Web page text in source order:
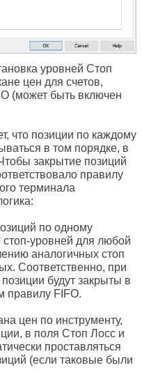
уровней Стоп
цен для счетов,
(может быть включен
что позиции по каждому
в том порядке, в
закрытие позиций
правилу
терминала
по одному
уровней для любой
аналогичных стоп
Соответственно, при
будут закрыты в
правилу FIFO.
цен по инструменту,
в поля Стоп Лосс и
проставляться
(если таковые были